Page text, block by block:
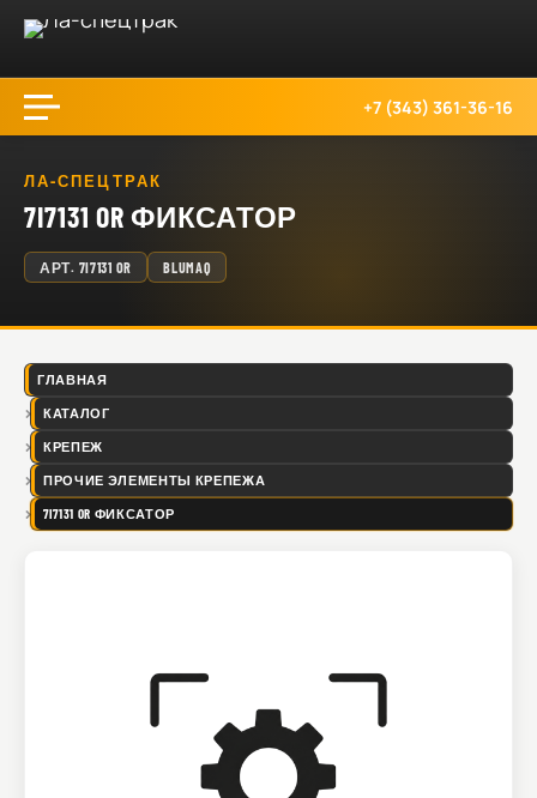
+7 (343) 361-36-16
ЛА-СПЕЦТРАК
7I7131 OR ФИКСАТОР
АРТ. 7I7131 OR BLUMAQ
ГЛАВНАЯ
КАТАЛОГ
КРЕПЕЖ
ПРОЧИЕ ЭЛЕМЕНТЫ КРЕПЕЖА
7I7131 OR ФИКСАТОР